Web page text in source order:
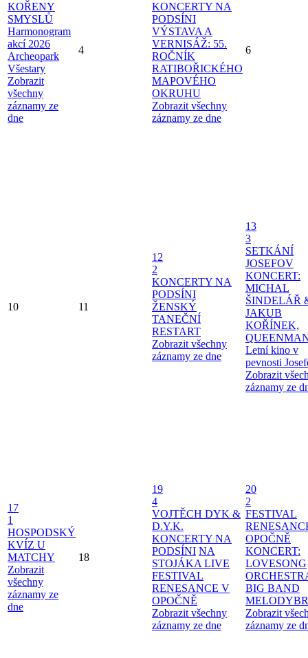
KOŘENY
SMYSLŮ
Harmonogram
akcí 2026
Archeopark
Všestary
Zobrazit
všechny
záznamy ze
dne
4
KONCERTY NA
PODSÍNI
VÝSTAVA A
VERNISÁŽ: 55.
ROČNÍK
RATIBOŘICKÉHO
MAPOVÉHO
OKRUHU
Zobrazit všechny
záznamy ze dne
6
10 11
12
2
KONCERTY NA
PODSÍNI
ŽENSKÝ
TANEČNÍ
RESTART
Zobrazit všechny
záznamy ze dne
13
3
SETKÁNÍ
JOSEFOV
KONCERT:
MICHAL
ŠINDELÁŘ
JAKUB
KOŘÍNEK,
Letní kino v
pevnosti
Zobrazit
záznamy ze
17
1
HOSPODSKÝ
KVÍZ U
MATCHY
Zobrazit
všechny
záznamy ze
dne
18
19
4
VOJTĚCH DYK &
D.Y.K.
KONCERTY NA
PODSÍNI NA
STOJÁKA LIVE
FESTIVAL
RENESANCE V
OPOČNĚ
Zobrazit všechny
záznamy ze dne
20
2
FESTIVAL
OPOČNĚ
KONCERT:
LOVESONG
BIG BAND
Zobrazit
záznamy ze